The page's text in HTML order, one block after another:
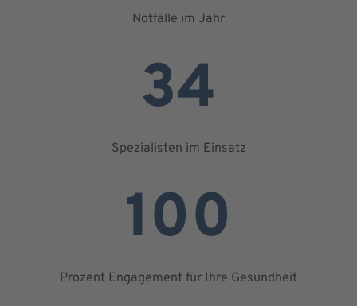
Notfälle im Jahr
34
Spezialisten im Einsatz
100
Prozent Engagement für Ihre Gesundheit